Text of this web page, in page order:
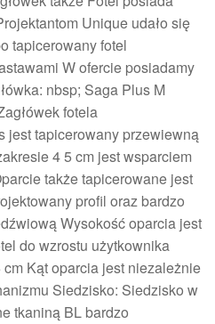
Unique udało się
tapicerowany fotel
W ofercie posiadamy
nbsp; Saga Plus M
fotela
jest tapicerowany przewiewną
4 5 cm jest wsparciem
także tapicerowane jest
profil oraz bardzo
Wysokość oparcia jest
do wzrostu użytkownika
Kąt oparcia jest niezależnie
Siedzisko: Siedzisko w
tkaniną BL bardzo